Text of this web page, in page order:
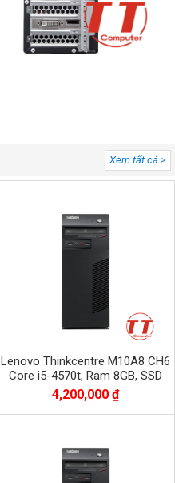
Xem tất cả >
Lenovo Thinkcentre M10A8 CH6
Core i5-4570t, Ram 8GB, SSD
120GB + HDD 500GB
4,200,000 ₫